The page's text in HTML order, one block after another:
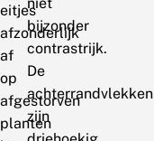
eitjes
afzonderlijk
af
op
afgestorven
planten
niet
bijzonder
contrastrijk.
De
achterrandvlekken
zijn